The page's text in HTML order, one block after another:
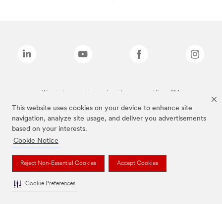
This website uses cookies on your device to enhance site
navigation, analyze site usage, and deliver you advertisements
based on your interests.
Cookie Notice
Reject Non-Essential Cookies Accept Cookies
Cookie Preferences
Wymienione marki są znakami towarowymi firmy 3M.